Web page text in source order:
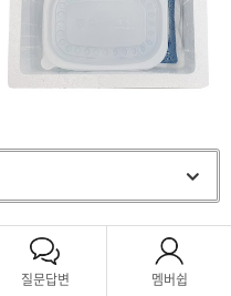
질문답변 멤버쉽